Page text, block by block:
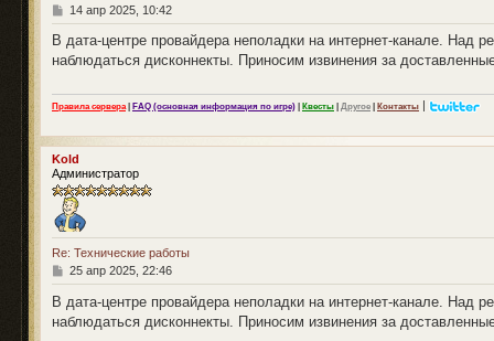
С
о
о
б
щ
н
и
14 апр 2025, 10:42
В дата-центре провайдера неполадки на интернет-канале. Над
наблюдаться дисконнекты. Приносим извинения за
Правила сервера| FAQ (основная информация по игре) Квесты Другое Контакты |
Kold
Администратор
Re: Технические работы
С
о
о
б
щ
25 апр 2025, 22:46
В дата-центре провайдера неполадки на интернет-канале. Над
наблюдаться дисконнекты. Приносим извинения за